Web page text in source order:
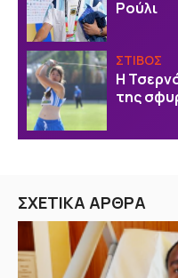
Ρούλι
ΣΤΙΒΟΣ
Η
της
ΣΧΕΤΙΚΑ ΑΡΘΡΑ